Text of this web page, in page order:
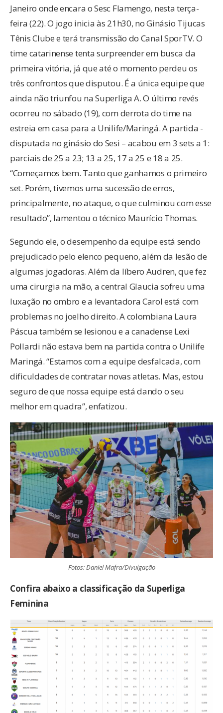
Janeiro onde encara o Sesc Flamengo, nesta terça-
feira (22). O jogo inicia às 21h30, no Ginásio Tijucas
Tênis Clube e terá transmissão do Canal SporTV. O
time catarinense tenta surpreender em busca da
primeira vitória, já que até o momento perdeu os
três confrontos que disputou. É a única equipe que
ainda não triunfou na Superliga A. O último revés
ocorreu no sábado (19), com derrota do time na
estreia em casa para a Unilife/Maringá. A partida -
disputada no ginásio do Sesi – acabou em 3 sets a 1:
parciais de 25 a 23; 13 a 25, 17 a 25 e 18 a 25.
“Começamos bem. Tanto que ganhamos o primeiro
set. Porém, tivemos uma sucessão de erros,
principalmente, no ataque, o que culminou com esse
resultado”, lamentou o técnico Maurício Thomas.
Segundo ele, o desempenho da equipe está sendo
prejudicado pelo elenco pequeno, além da lesão de
algumas jogadoras. Além da líbero Audren, que fez
uma cirurgia na mão, a central Glaucia sofreu uma
luxação no ombro e a levantadora Carol está com
problemas no joelho direito. A colombiana Laura
Páscua também se lesionou e a canadense Lexi
Pollardi não estava bem na partida contra o Unilife
Maringá. “Estamos com a equipe desfalcada, com
dificuldades de contratar novas atletas. Mas, estou
seguro de que nossa equipe está dando o seu
melhor em quadra”, enfatizou.
Fotos: Daniel Mafra/Divulgação
Confira abaixo a classificação da Superliga
Feminina